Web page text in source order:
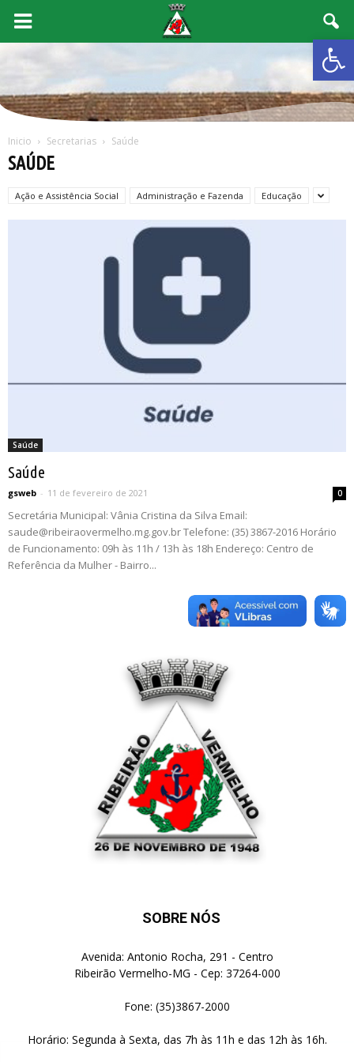
Abrir
Inicio Secretarias Saúde
SAÚDE
Ação e Assistência Social Administração e Fazenda Educação
Saúde
Saúde
gsweb - 11 de fevereiro de 2021 0
Secretária Municipal: Vânia Cristina da Silva Email:
saude@ribeiraovermelho.mg.gov.br Telefone: (35) 3867-2016 Horário
de Funcionamento: 09h às 11h / 13h às 18h Endereço: Centro de
Referência da Mulher - Bairro...
SOBRE NÓS
Avenida: Antonio Rocha, 291 - Centro
Ribeirão Vermelho-MG - Cep: 37264-000
Fone: (35)3867-2000
Horário: Segunda à Sexta, das 7h às 11h e das 12h às 16h.